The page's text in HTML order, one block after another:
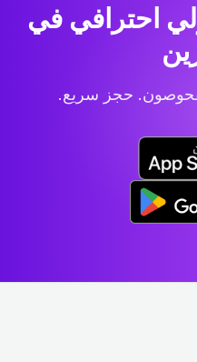
احترافي في
حجز سريع.